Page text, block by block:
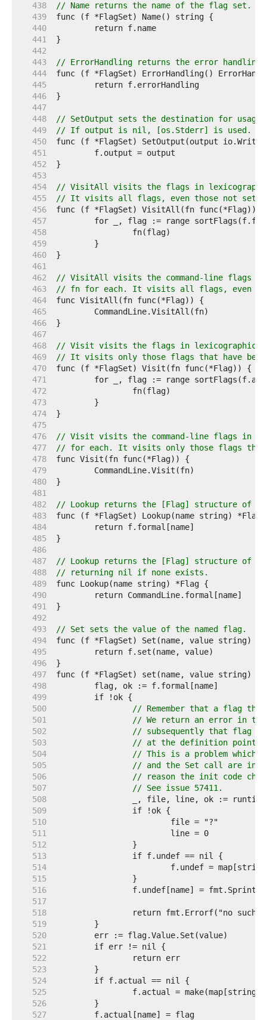
   438
// Name returns the name of the flag set.
   439
   440
   441
   442
   443
// ErrorHandling returns the error
   444
   445
   446
   447
   448
// SetOutput sets the destination for usage
   449
// If output is nil, [os.Stderr] is used.
   450
   451
   452
   453
   454
// VisitAll visits the flags in
   455
// It visits all flags, even those not set.
   456
   457
   458
   459
   460
   461
   462
// VisitAll visits the command-line flags
   463
// fn for each. It visits all flags, even
   464
   465
   466
   467
   468
// Visit visits the flags in
   469
// It visits only those flags that have
   470
   471
   472
   473
   474
   475
   476
// Visit visits the command-line flags in
   477
// for each. It visits only those flags that
   478
   479
   480
   481
   482
// Lookup returns the [Flag] structure of
   483
   484
   485
   486
   487
// Lookup returns the [Flag] structure of the
   488
// returning nil if none exists.
   489
   490
   491
   492
   493
// Set sets the value of the named flag.
   494
   495
   496
   497
   498
   499
   500
// Remember that a flag
   501
// We return an error in
   502
// subsequently that flag is
   503
// at the definition point.
   504
// This is a problem which
   505
// and the Set call are in
   506
// reason the init code
   507
// See issue 57411.
   508
   509
   510
   511
   512
   513
   514
   515
   516
   517
   518
   519
   520
   521
   522
   523
   524
   525
   526
   527